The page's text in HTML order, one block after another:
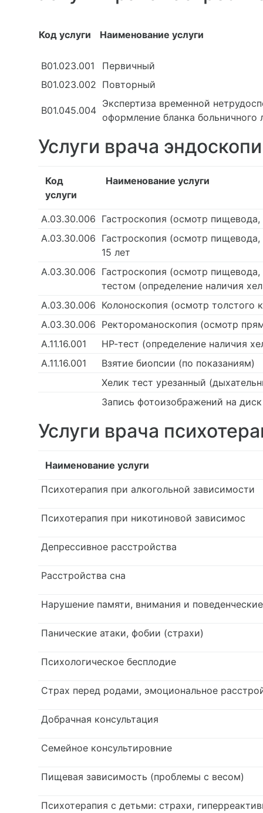
Код услуги Наименование услуги
В01.023.001
Первичный
В01.023.002 Повторный
В01.045.004
Экспертиза временной
оформление бланка больничного
Услуги врача
Код
услуги
Наименование услуги
А.03.30.006 Гастроскопия (осмотр
А.03.30.006 Гастроскопия (осмотр
15 лет
А.03.30.006 Гастроскопия (осмотр
тестом (определение наличия
А.03.30.006 Колоноскопия (осмотр толстого
А.03.30.006 Ректороманоскопия (осмотр
А.11.16.001
НР-тест (определение наличия
А.11.16.001
Взятие биопсии (по показаниям)
Хелик тест урезанный
Запись фотоизображений на диск
Услуги врача
Наименование услуги
Психотерапия при алкогольной зависимости
Психотерапия при никотиновой зависимос
Депрессивное расстройства
Расстройства сна
Нарушение памяти, внимания и
Панические атаки, фобии (страхи)
Психологическое бесплодие
Страх перед родами, эмоциональное
Добрачная консультация
Семейное консультировние
Пищевая зависимость (проблемы с весом)
Психотерапия с детьми: страхи,